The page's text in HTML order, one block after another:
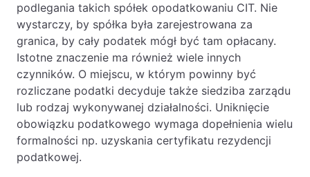
Rejestracja spółek prawa handlowego
Legalizacja pobytu i pracy cudzoziemców
Księgowość
Kontakt
podlegania takich spółek opodatkowaniu CIT. Nie
wystarczy, by spółka była zarejestrowana za
granica, by cały podatek mógł być tam opłacany.
Istotne znaczenie ma również wiele innych
czynników. O miejscu, w którym powinny być
rozliczane podatki decyduje także siedziba zarządu
lub rodzaj wykonywanej działalności. Uniknięcie
obowiązku podatkowego wymaga dopełnienia wielu
formalności np. uzyskania certyfikatu rezydencji
podatkowej.